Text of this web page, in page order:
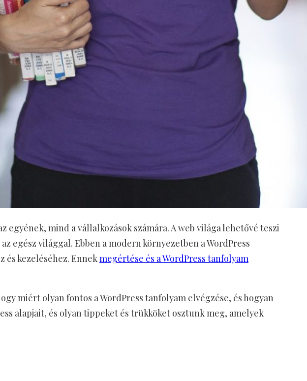
mind a vállalkozások számára. A web világa lehetővé teszi
egész világgal. Ebben a modern környezetben a WordPress
és kezeléséhez. Ennekmegértése és a WordPress tanfolyam
miért olyan fontos a WordPress tanfolyam elvégzése, és hogyan
alapjait, és olyan tippeket és trükköket osztunk meg, amelyek